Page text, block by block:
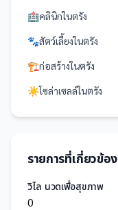
🏥คลินิกในตรัง
🐾สัตว์เลี้ยงในตรัง
🏗️ก่อสร้างในตรัง
☀️โซล่าเซลล์ในตรัง
รายการที่เกี่ยวข้อง
วิไล นวดเพื่อสุขภาพ
0